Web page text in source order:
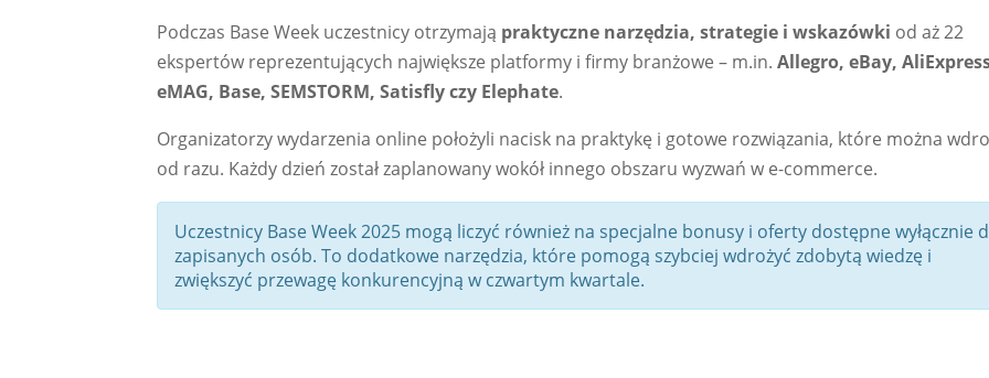
Podczas Base Week uczestnicy otrzymają praktyczne narzędzia, strategie i wskazówki od aż 22
ekspertów reprezentujących największe platformy i firmy branżowe – m.in. Allegro, eBay,
eMAG, Base, SEMSTORM, Satisfly czy Elephate.
Organizatorzy wydarzenia online położyli nacisk na praktykę i gotowe rozwiązania, które można
od razu. Każdy dzień został zaplanowany wokół innego obszaru wyzwań w e-commerce.
Uczestnicy Base Week 2025 mogą liczyć również na specjalne bonusy i oferty dostępne wyłącznie
zapisanych osób. To dodatkowe narzędzia, które pomogą szybciej wdrożyć zdobytą wiedzę i
zwiększyć przewagę konkurencyjną w czwartym kwartale.